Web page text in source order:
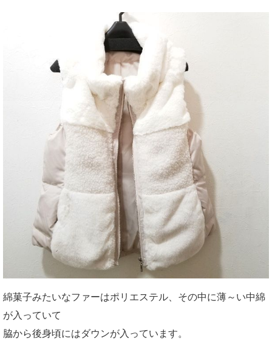
綿菓子みたいなファーはポリエステル、その中に薄～い中綿
が入っていて
脇から後身頃にはダウンが入っています。